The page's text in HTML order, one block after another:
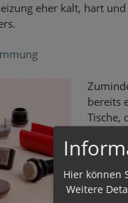
eher kalt, hart
bereits
Tische,
Abhilfe,
Hier können
Weitere